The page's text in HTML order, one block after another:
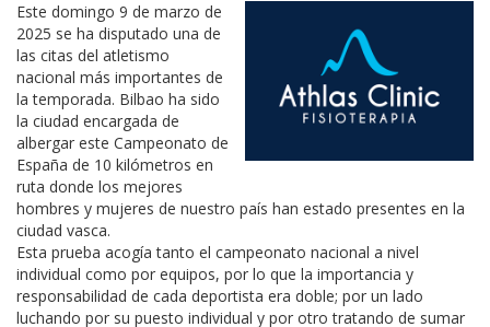
Este domingo 9 de marzo de
2025 se ha disputado una de
las citas del atletismo
nacional más importantes de
la temporada. Bilbao ha sido
la ciudad encargada de
albergar este Campeonato de
España de 10 kilómetros en
ruta donde los mejores
hombres y mujeres de nuestro país han estado presentes en la
ciudad vasca.
Esta prueba acogía tanto el campeonato nacional a nivel
individual como por equipos, por lo que la importancia y
responsabilidad de cada deportista era doble; por un lado
luchando por su puesto individual y por otro tratando de sumar